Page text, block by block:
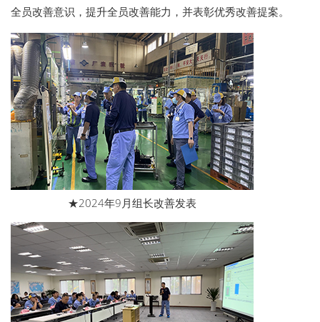
全员改善意识，提升全员改善能力，并表彰优秀改善提案。
★2024年9月组长改善发表